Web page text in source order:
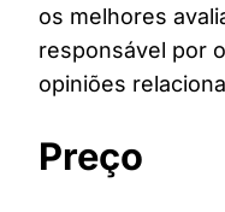
os melhores
responsável por
opiniões
Preço